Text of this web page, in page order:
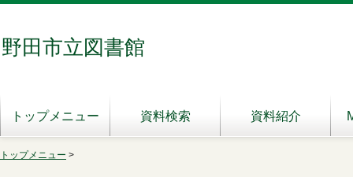
野田市立図書館
トップメニュー 資料検索 資料紹介
トップメニュー >